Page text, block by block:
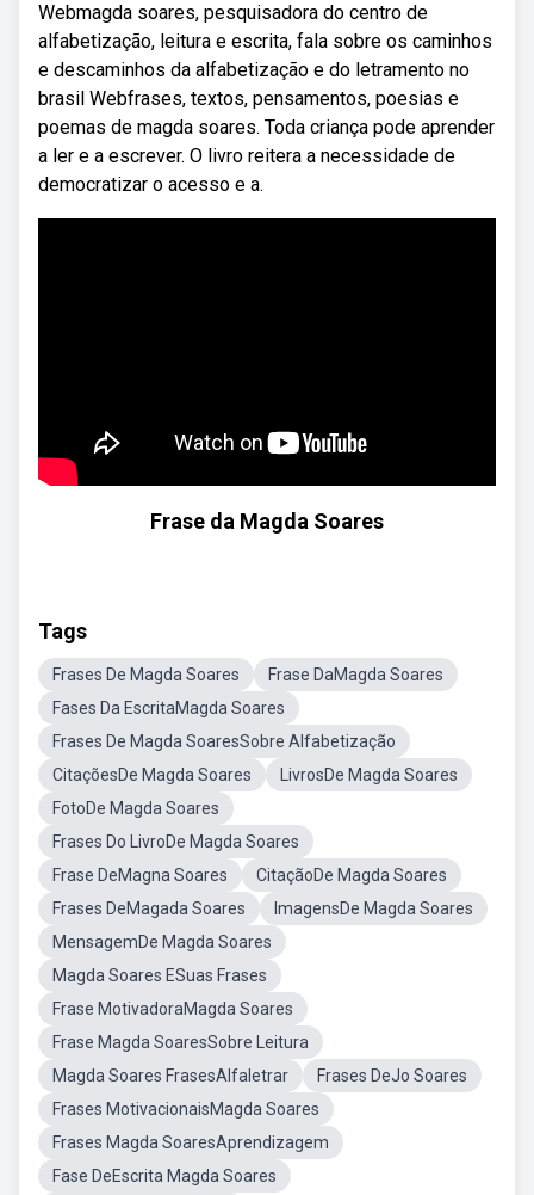
Webmagda soares, pesquisadora do centro de
alfabetização, leitura e escrita, fala sobre os caminhos
e descaminhos da alfabetização e do letramento no
brasil Webfrases, textos, pensamentos, poesias e
poemas de magda soares. Toda criança pode aprender
a ler e a escrever. O livro reitera a necessidade de
democratizar o acesso e a.
Frase da Magda Soares
Tags
Frases De Magda Soares
Frase DaMagda Soares
Fases Da EscritaMagda Soares
Frases De Magda SoaresSobre Alfabetização
CitaçõesDe Magda Soares
LivrosDe Magda Soares
FotoDe Magda Soares
Frases Do LivroDe Magda Soares
Frase DeMagna Soares
CitaçãoDe Magda Soares
Frases DeMagada Soares
ImagensDe Magda Soares
MensagemDe Magda Soares
Magda Soares ESuas Frases
Frase MotivadoraMagda Soares
Frase Magda SoaresSobre Leitura
Magda Soares FrasesAlfaletrar
Frases DeJo Soares
Frases MotivacionaisMagda Soares
Frases Magda SoaresAprendizagem
Fase DeEscrita Magda Soares